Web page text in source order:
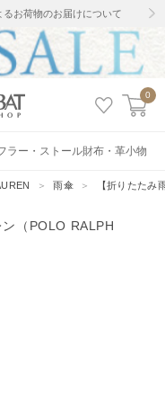
お荷物のお届けについて
0
ラー・ストール財布・革小物
＞雨傘 ＞ 【折りたた
ン（POLO RALPH